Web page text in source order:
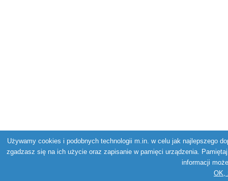
Używamy cookies i podobnych technologii m.in. w celu jak najlepszego
zgadzasz się na ich użycie oraz zapisanie w pamięci urządzenia.
informacji
OK,